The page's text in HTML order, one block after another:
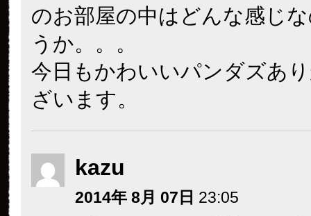
のお部屋の中はどんな感じ
うか。。。
今日もかわいいパンダズあ
ざいます。
kazu
2014年 8月 07日 23:05